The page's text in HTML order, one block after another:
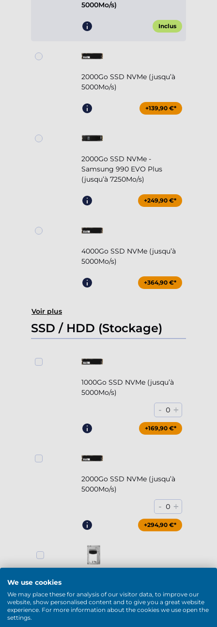
5000Mo/s)
Inclus
2000Go SSD NVMe (jusqu’à
5000Mo/s)
+139,90 €*
2000Go SSD NVMe -
Samsung 990 EVO Plus
(jusqu’à 7250Mo/s)
+249,90 €*
4000Go SSD NVMe (jusqu’à
5000Mo/s)
+364,90 €*
Voir plus
SSD / HDD (Stockage)
1000Go SSD NVMe (jusqu’à
5000Mo/s)
- 0 +
+169,90 €*
2000Go SSD NVMe (jusqu’à
5000Mo/s)
- 0 +
+294,90 €*
- 0 +
+169,90 €*
We use cookies
We may place these for analysis of our visitor data, to improve our
website, show personalised content and to give you a great website
experience. For more information about the cookies we use open the
settings.